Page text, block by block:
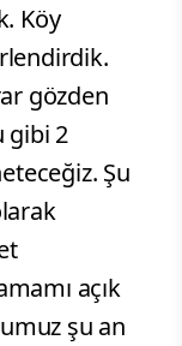
Köy
gözden
gibi 2
Şu
açık
şu an